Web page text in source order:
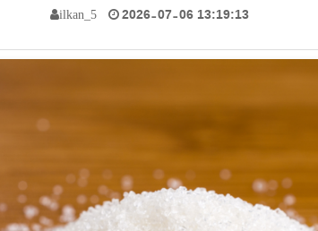
ilkan_5 2026-07-06 13:19:13